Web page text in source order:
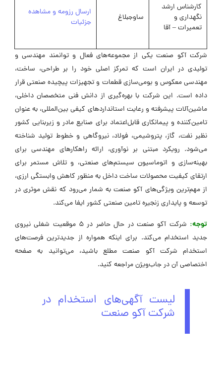
کارشناس ارشد
نگهداری و
تعمیرات – آقا
ساوجبلاغ
ارسال رزومه و مشاهده
جزئیات
شرکت آکو صنعت یکی از مجموعه‌های فعال و توانمند مهندسی و
تولیدی در ایران است که تمرکز اصلی خود را بر طراحی، ساخت،
مهندسی معکوس و بومی‌سازی قطعات و تجهیزات پیچیده صنعتی قرار
داده است. این شرکت با بهره‌گیری از دانش فنی متخصصان داخلی،
ماشین‌آلات پیشرفته و رعایت استانداردهای کیفی بین‌المللی، به عنوان
تامین‌کننده و پیمانکاری قابل‌اعتماد برای صنایع مادر و زیربنایی کشور
نظیر نفت، گاز، پتروشیمی، فولاد، نیروگاهی و خطوط تولید شناخته
می‌شود. رویکرد مبتنی بر نوآوری، ارائه راهکارهای مهندسی برای
بهینه‌سازی و اتوماسیون سیستم‌های صنعتی، و تلاش مستمر برای
ارتقای کیفیت محصولات ساخت داخل به منظور کاهش وابستگی ارزی،
از مهم‌ترین ویژگی‌های آکو صنعت به شمار می‌رود که نقش موثری در
توسعه و پایداری زنجیره تامین صنعتی کشور ایفا می‌کند.
توجه:
شرکت آکو صنعت در حال حاضر در 5 موقعیت شغلی نیروی
جدید استخدام می‌کند. برای اینکه همواره از جدیدترین فرصت‌های
استخدام شرکت آکو صنعت مطلع باشید، می‌توانید به صفحه
اختصاصی آن در جاب‌ویژن مراجعه کنید.
لیست آگهی‌های استخدام در
شرکت آکو صنعت